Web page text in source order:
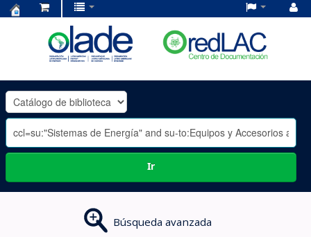
OLADE
-
Ir
Búsqueda avanzada